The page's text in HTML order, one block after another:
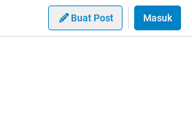
Buat Post Masuk